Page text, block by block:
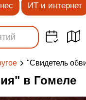
ИТ и интернет
"Свидетель
в Гомеле